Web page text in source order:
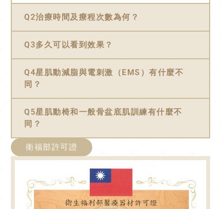
Q2治療時間及療程次數為何？
Q3多久可以看到效果？
Q4星肌動減脂與電刺激（EMS）有什麼不
同？
Q5星肌動椅和一般骨盆底肌訓練有什麼不
同？
衛福部許可證